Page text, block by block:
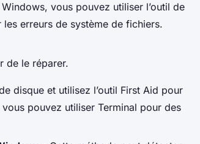
Windows, vous pouvez utiliser l’outil de
erreurs de système de fichiers.
de le réparer.
disque et utilisez l’outil First Aid pour
pouvez utiliser Terminal pour des